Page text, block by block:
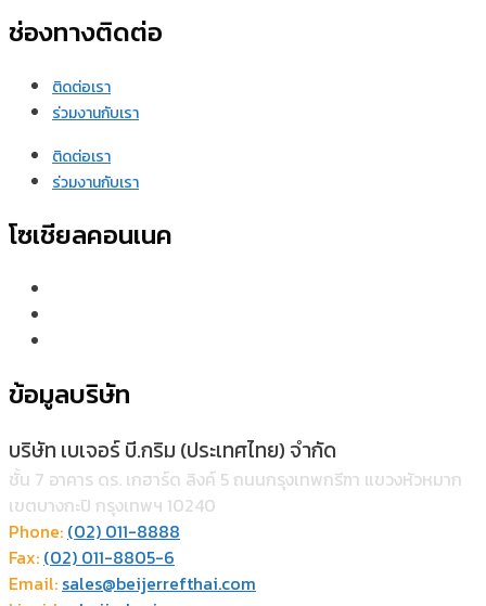
ช่องทางติดต่อ
ติดต่อเรา
ร่วมงานกับเรา
ติดต่อเรา
ร่วมงานกับเรา
โซเชียลคอนเนค
ข้อมูลบริษัท
บริษัท เบเจอร์ บี.กริม (ประเทศไทย) จำกัด
ชั้น 7 อาคาร ดร. เกฮาร์ด ลิงค์ 5 ถนนกรุงเทพกรีฑา แขวงหัวหมาก
เขตบางกะปิ กรุงเทพฯ 10240
Phone: (02) 011-8888
Fax: (02) 011-8805-6
Email: sales@beijerrefthai.com